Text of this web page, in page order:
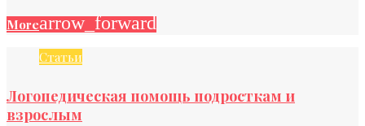
Morearrow_forward
Статьи
Логопедическая помощь подросткам и
взрослым